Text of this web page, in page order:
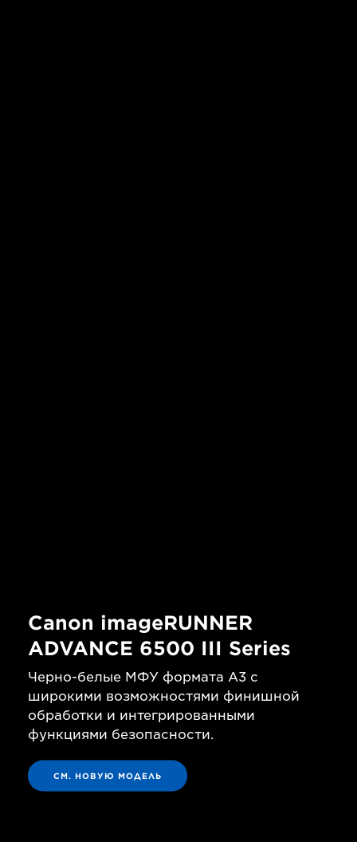
Canon imageRUNNER
ADVANCE 6500 III Series
Черно-белые МФУ формата A3 с
широкими возможностями финишной
обработки и интегрированными
функциями безопасности.
СМ. НОВУЮ МОДЕЛЬ